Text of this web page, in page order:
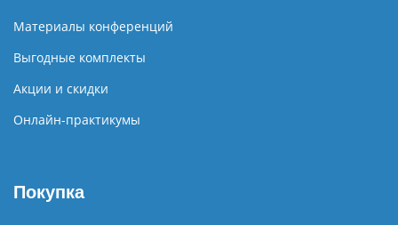
Материалы конференций
Выгодные комплекты
Акции и скидки
Онлайн-практикумы
Покупка